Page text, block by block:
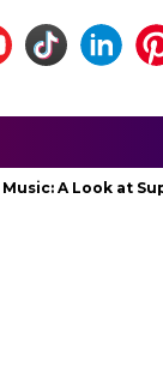
A Look at Super